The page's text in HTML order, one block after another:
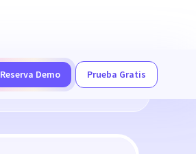
Reserva Demo
Prueba Gratis